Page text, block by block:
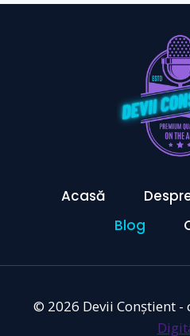
Acasă
Blog
© 2026 Devii Conștient -